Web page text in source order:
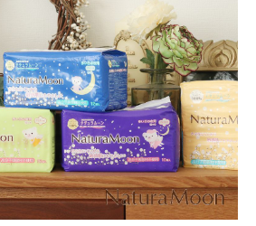
person 会員登録